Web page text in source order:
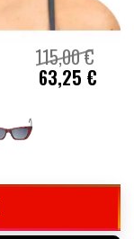
115,00 €
63,25 €